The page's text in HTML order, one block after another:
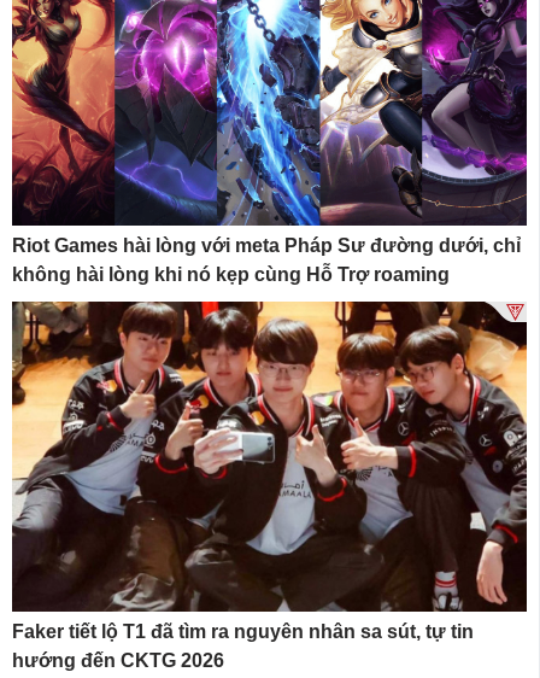
Riot Games hài lòng với meta Pháp Sư đường dưới, chỉ
không hài lòng khi nó kẹp cùng Hỗ Trợ roaming
Faker tiết lộ T1 đã tìm ra nguyên nhân sa sút, tự tin
hướng đến CKTG 2026